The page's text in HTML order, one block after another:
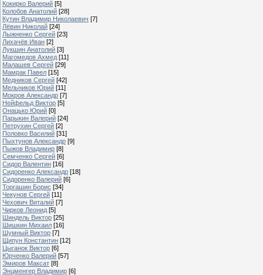
Кокирко Валерий [5]
Колобов Анатолий [28]
Кутин Владимир Николаевич [7]
Лёвин Николай [24]
Лыжненко Сергей [23]
Лихачёв Иван [2]
Лукшин Анатолий [3]
Магомедов Ахмед [11]
Малашев Сергей [29]
Мамрак Павел [15]
Медников Сергей [42]
Мельников Юрий [11]
Мокров Александр [7]
Нейфельд Виктор [5]
Онацько Юрий [0]
Парыкин Валерий [24]
Петрухин Сергей [2]
Половко Василий [31]
Пыхтунов Александр [9]
Пыжов Владимир [8]
Семченко Сергей [6]
Сидор Валентин [16]
Сидоренко Александр [18]
Сидоренко Валерий [6]
Торгашин Борис [34]
Чекунов Сергей [11]
Чехович Виталий [7]
Чирков Леонид [5]
Шиндель Виктор [25]
Шишкин Михаил [16]
Шумный Виктор [7]
Щипун Константин [12]
Цыганок Виктор [6]
Юрченко Валерий [57]
Эмиров Максат [8]
Энцменгер Владимир [6]